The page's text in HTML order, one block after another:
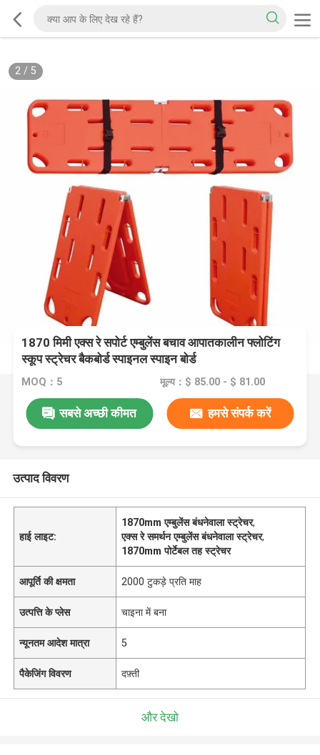
2/ 5
1870 मिमी एक्स रे सपोर्ट एम्बुलेंस बचाव आपातकालीन फ्लोटिंग
स्कूप स्ट्रेचर बैकबोर्ड स्पाइनल स्पाइन बोर्ड
MOQ：5 मूल्य：$ 85.00 - $ 81.00
सबसे अच्छी कीमत हमसे संपर्क करें
उत्पाद विवरण
हाई लाइट:
1870mm एम्बुलेंस बंधनेवाला स्ट्रेचर,
एक्स रे समर्थन एम्बुलेंस बंधनेवाला स्ट्रेचर,
1870mm पोर्टेबल तह स्ट्रेचर
आपूर्ति की क्षमता 2000 टुकड़े प्रति माह
उत्पत्ति के प्लेस चाइना में बना
न्यूनतम आदेश मात्रा 5
पैकेजिंग विवरण दफ़्ती
और देखो